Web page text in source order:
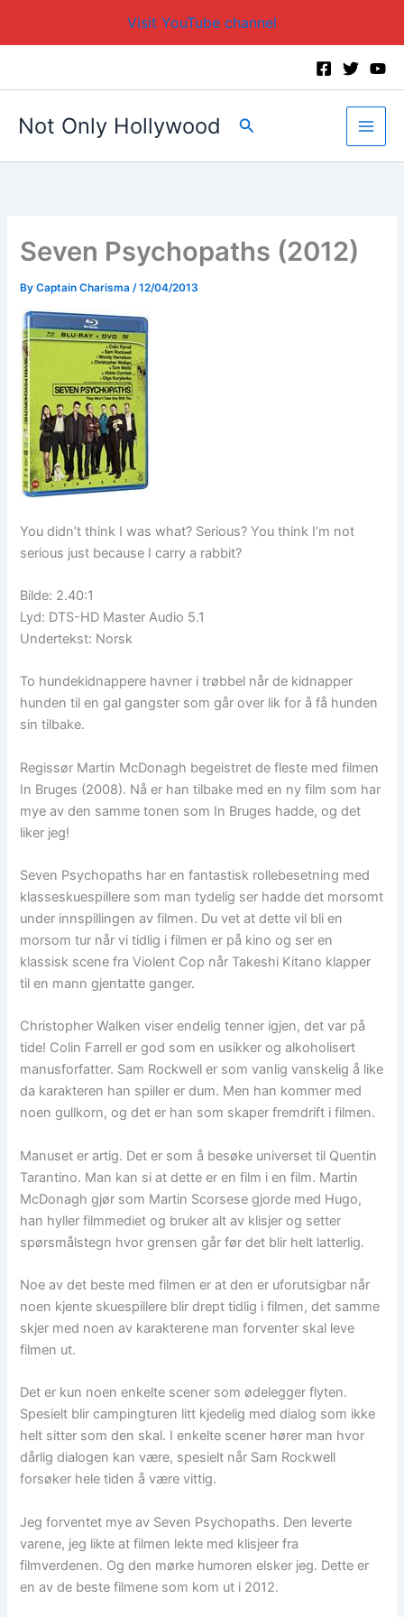
Visit YouTube channel
Not Only Hollywood Search
Seven Psychopaths (2012)
ByCaptain Charisma /12/04/2013
You didn’t think I was what? Serious? You think I’m not
serious just because I carry a rabbit?
Bilde: 2.40:1
Lyd: DTS-HD Master Audio 5.1
Undertekst: Norsk
To hundekidnappere havner i trøbbel når de kidnapper
hunden til en gal gangster som går over lik for å få hunden
sin tilbake.
Regissør Martin McDonagh begeistret de fleste med filmen
In Bruges (2008). Nå er han tilbake med en ny film som har
mye av den samme tonen som In Bruges hadde, og det
liker jeg!
Seven Psychopaths har en fantastisk rollebesetning med
klasseskuespillere som man tydelig ser hadde det morsomt
under innspillingen av filmen. Du vet at dette vil bli en
morsom tur når vi tidlig i filmen er på kino og ser en
klassisk scene fra Violent Cop når Takeshi Kitano klapper
til en mann gjentatte ganger.
Christopher Walken viser endelig tenner igjen, det var på
tide! Colin Farrell er god som en usikker og alkoholisert
manusforfatter. Sam Rockwell er som vanlig vanskelig å like
da karakteren han spiller er dum. Men han kommer med
noen gullkorn, og det er han som skaper fremdrift i filmen.
Manuset er artig. Det er som å besøke universet til Quentin
Tarantino. Man kan si at dette er en film i en film. Martin
McDonagh gjør som Martin Scorsese gjorde med Hugo,
han hyller filmmediet og bruker alt av klisjer og setter
spørsmålstegn hvor grensen går før det blir helt latterlig.
Noe av det beste med filmen er at den er uforutsigbar når
noen kjente skuespillere blir drept tidlig i filmen, det samme
skjer med noen av karakterene man forventer skal leve
filmen ut.
Det er kun noen enkelte scener som ødelegger flyten.
Spesielt blir campingturen litt kjedelig med dialog som ikke
helt sitter som den skal. I enkelte scener hører man hvor
dårlig dialogen kan være, spesielt når Sam Rockwell
forsøker hele tiden å være vittig.
Jeg forventet mye av Seven Psychopaths. Den leverte
varene, jeg likte at filmen lekte med klisjeer fra
filmverdenen. Og den mørke humoren elsker jeg. Dette er
en av de beste filmene som kom ut i 2012.